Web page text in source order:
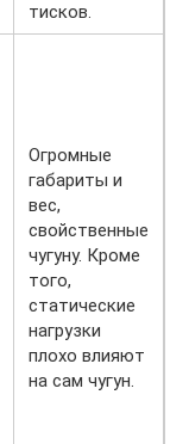
тисков.
Огромные
габариты и
вес,
свойственные
чугуну. Кроме
того,
статические
нагрузки
плохо влияют
на сам чугун.